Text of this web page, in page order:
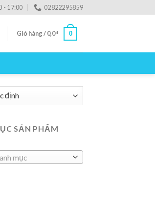
- 17:00 02822295859
Giỏ hàng /0,0₫ 0
SẢN PHẨM
mục